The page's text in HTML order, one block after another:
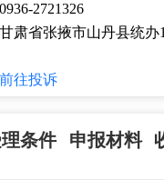
0936-2721326
甘肃省张掖市山丹县统办
前往投诉
条件 申报材料